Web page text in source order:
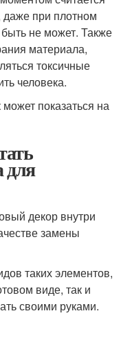
даже при плотном
не может. Также
материала,
токсичные
человека.
показаться на
для
декор внутри
замены
таких элементов,
виде, так и
своими руками.